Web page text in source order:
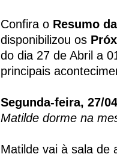
Confira o Resumo
disponibilizou os
do dia 27 de Abril a
principais
Segunda-feira, 27/
Matilde dorme na
Matilde vai à sala de